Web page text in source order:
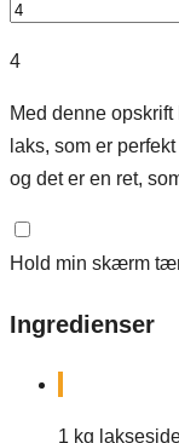
4
Med denne
laks, som er
og det er en ret,
Hold min skærm
Ingredienser
1 kg